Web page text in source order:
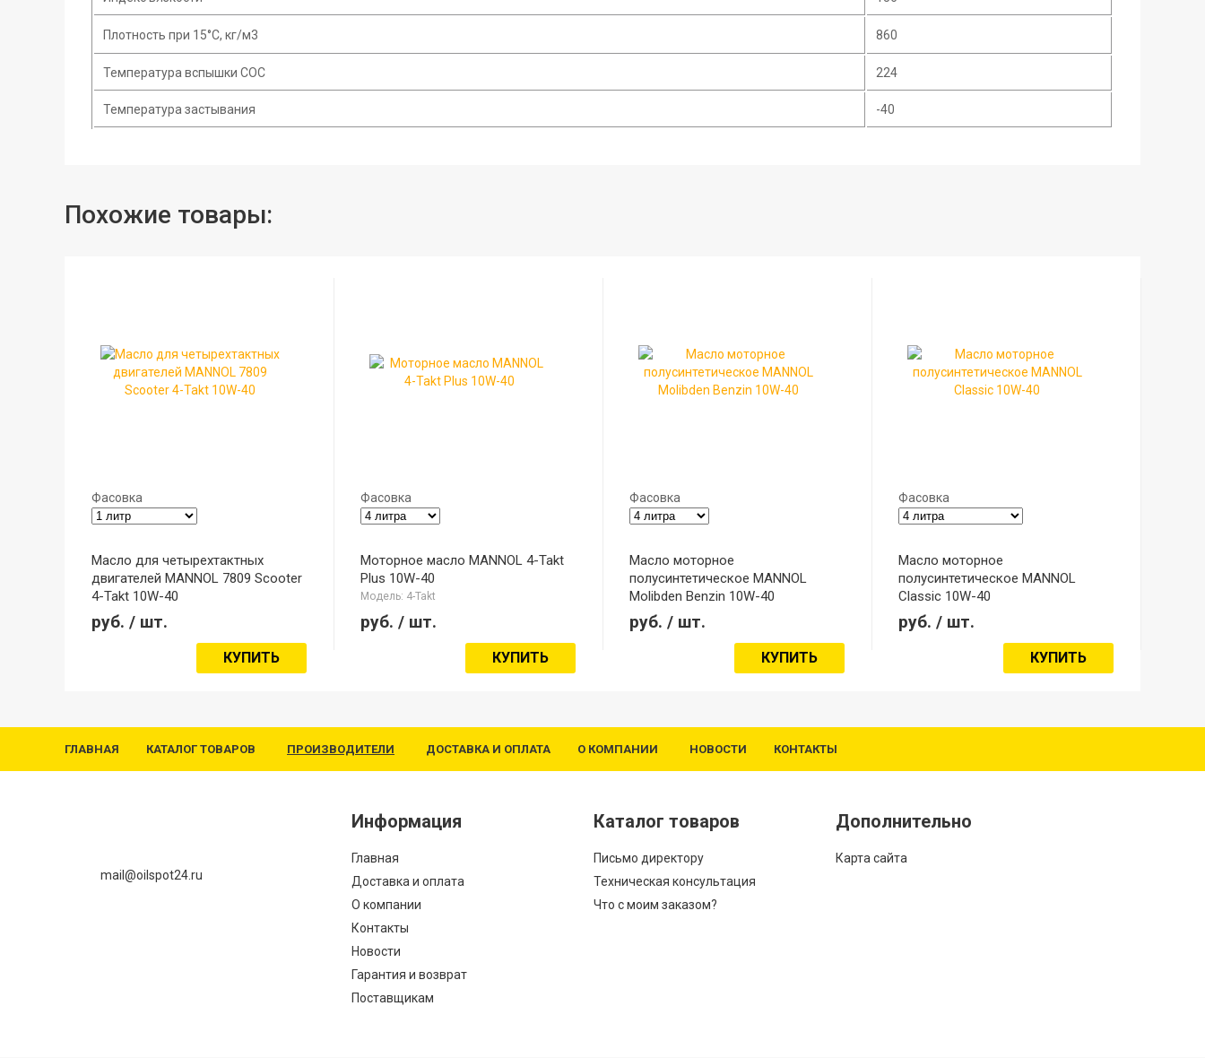
Плотность при 15°С, кг/м3 860
Температура вспышки COC 224
Температура застывания -40
Похожие товары:
Фасовка
Масло для четырехтактных
двигателей MANNOL 7809 Scooter
4-Takt 10W-40
Модель: 7809
руб. / шт.
КУПИТЬ
Фасовка
Моторное масло MANNOL 4-Takt
Plus 10W-40
Модель: 4-Takt
руб. / шт.
КУПИТЬ
Фасовка
Масло моторное
полусинтетическое MANNOL
Molibden Benzin 10W-40
Модель: Molibden
руб. / шт.
КУПИТЬ
Фасовка
Масло моторное
полусинтетическое MANNOL
Classic 10W-40
Модель: Classic
руб. / шт.
КУПИТЬ
ГЛАВНАЯ КАТАЛОГ ТОВАРОВ ПРОИЗВОДИТЕЛИ ДОСТАВКА И ОПЛАТА О КОМПАНИИ НОВОСТИ КОНТАКТЫ
mail@oilspot24.ru
Информация
Главная
Доставка и оплата
О компании
Контакты
Новости
Гарантия и возврат
Поставщикам
Каталог товаров
Письмо директору
Техническая консультация
Что с моим заказом?
Дополнительно
Карта сайта